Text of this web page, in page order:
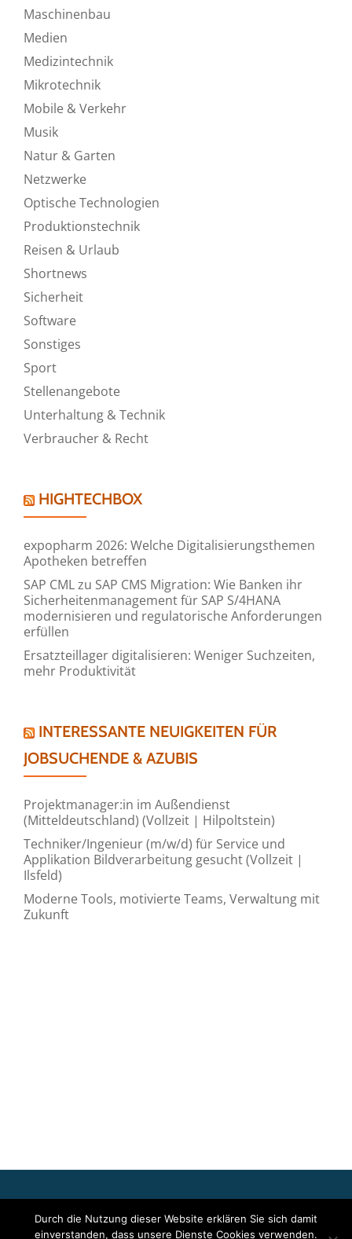
Maschinenbau
Medien
Medizintechnik
Mikrotechnik
Mobile & Verkehr
Musik
Natur & Garten
Netzwerke
Optische Technologien
Produktionstechnik
Reisen & Urlaub
Shortnews
Sicherheit
Software
Sonstiges
Sport
Stellenangebote
Unterhaltung & Technik
Verbraucher & Recht
HIGHTECHBOX
expopharm 2026: Welche Digitalisierungsthemen
Apotheken betreffen
SAP CML zu SAP CMS Migration: Wie Banken ihr
Sicherheitenmanagement für SAP S/4HANA
modernisieren und regulatorische Anforderungen
erfüllen
Ersatzteillager digitalisieren: Weniger Suchzeiten,
mehr Produktivität
INTERESSANTE NEUIGKEITEN FÜR
JOBSUCHENDE & AZUBIS
Projektmanager:in im Außendienst
(Mitteldeutschland) (Vollzeit | Hilpoltstein)
Techniker/Ingenieur (m/w/d) für Service und
Applikation Bildverarbeitung gesucht (Vollzeit |
Ilsfeld)
Moderne Tools, motivierte Teams, Verwaltung mit
Zukunft
Event bzw. das Stellenangebot sowie für das angezeigte Bild- und
Durch die Nutzung dieser Website erklären Sie sich damit
einverstanden, dass unsere Dienste Cookies verwenden.